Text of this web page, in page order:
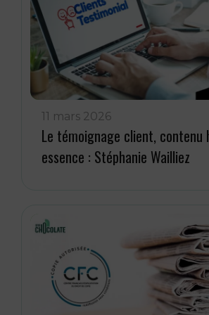
11 mars 2026
Le témoignage client, contenu
essence : Stéphanie Wailliez